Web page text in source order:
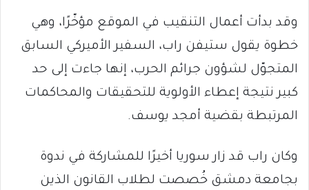
وقد بدأت أعمال التنقيب في الموقع مؤخّرًا، وهي
خطوة يقول ستيفن راب، السفير الأميركي السابق
المتجوّل لشؤون جرائم الحرب، إنها جاءت إلى حد
كبير نتيجة إعطاء الأولوية للتحقيقات والمحاكمات
المرتبطة بقضية أمجد يوسف.
وكان راب قد زار سوريا أخيرًا للمشاركة في ندوة
بجامعة دمشق خُصصت لطلاب القانون الذين